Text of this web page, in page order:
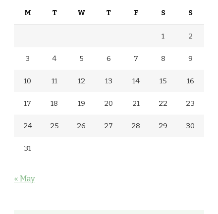
M T W T F S S
1 2
3 4 5 6 7 8 9
10 11 12 13 14 15 16
17 18 19 20 21 22 23
24 25 26 27 28 29 30
31
« May